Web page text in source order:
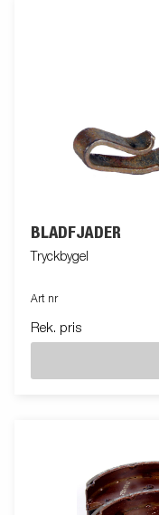
BLADFJÄDER
Tryckbygel
Art nr
Rek. pris